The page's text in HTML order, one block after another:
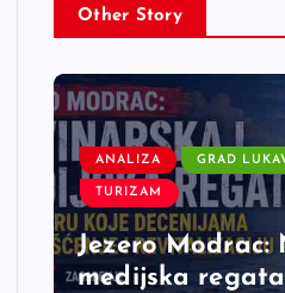
Other Story
ANALIZA GRAD
TURIZAM
Jezero Modrac:
medijska